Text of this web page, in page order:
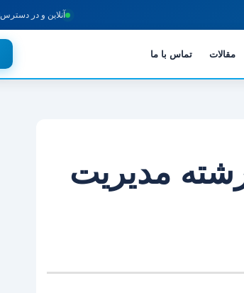
آنلاین و در دسترس
مقالات تماس با ما
رشته مدیریت